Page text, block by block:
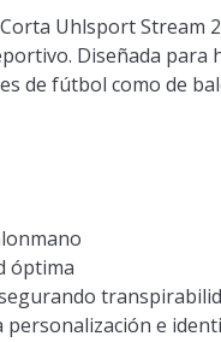
Uhlsport Stream
Diseñada
de fútbol como de
óptima
personalización e